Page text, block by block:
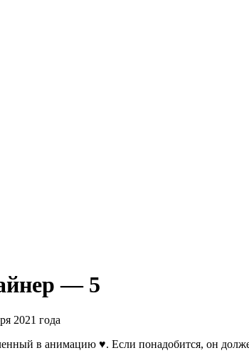
— 5
2021 года
в анимацию ♥. Если понадобится, он